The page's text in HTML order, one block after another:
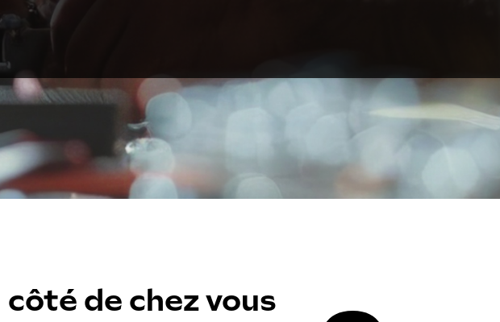
de chez vous